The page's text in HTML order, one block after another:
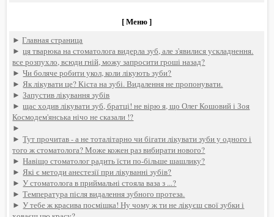
[ Меню ]
►Главная страница
►ця тварюка на стоматолога видерла зуб, але з'явилися ускладнення.
все розпухло, всюди гній, можу запросити гроші назад?
►Чи боляче робити укол, коли лікують зуби?
►Як лікувати це? Кіста на зубі. Видалення не пропонувати.
►Запустив лікування зубів
►щас ходив лікувати зуб, братці! не вірю я, що Олег Кошовий і Зоя
Космодем'янська нічо не сказали !?
►
►Тут прочитав - а не тоталітарно чи бігати лікувати зуби у одного і
того ж стоматолога? Може кожен раз вибирати нового?
►Навіщо стоматолог радить їсти по-більше шашлику?
►Які є методи анестезії при лікуванні зубів?
►У стоматолога в приймальні стояла ваза з ...?
►Температура після видалення зубного протеза.
►У тебе ж красива посмішка! Ну чому ж ти не лікуєш свої зубки і